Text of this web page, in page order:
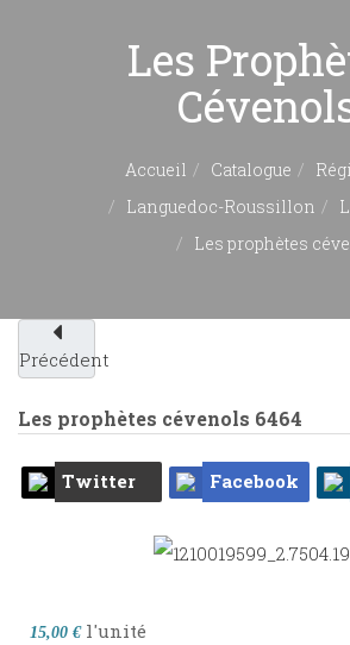
Les
Accueil Catalogue
Languedoc-Roussillon
Les prophètes
Précédent
Les prophètes cévenols 6464
Twitter Facebook
15,00 € l'unité